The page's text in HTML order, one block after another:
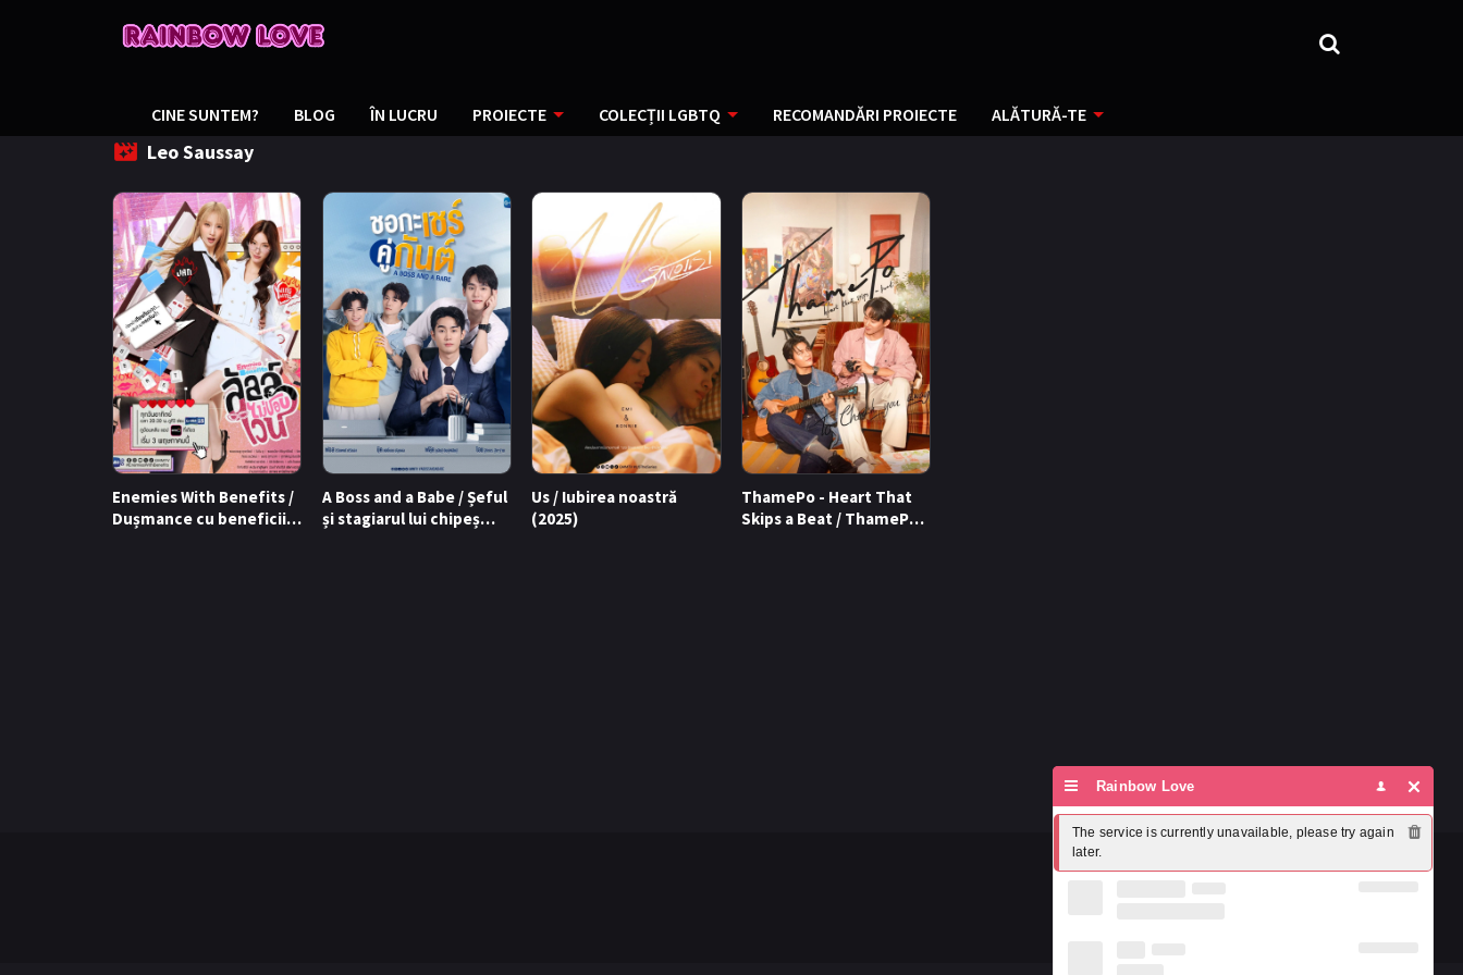
CINE SUNTEM? BLOG ÎN LUCRU PROIECTE COLECȚII LGBTQ RECOMANDĂRI PROIECTE ALĂTURĂ-TE
Leo Saussay
Enemies With Benefits /
Dușmance cu beneficii
A Boss and a Babe / Șeful
și stagiarul lui chipeș
Us / Iubirea noastră
(2025)
ThamePo - Heart That
Skips a Beat / ThamePo:
Rainbow Love
The service is currently unavailable, please try again
later.